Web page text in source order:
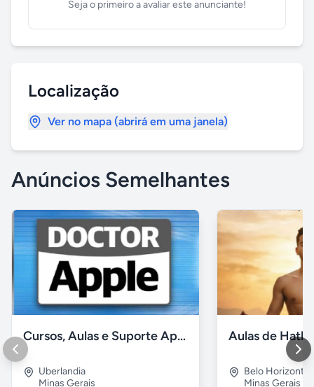
Seja o primeiro a avaliar este anunciante!
Localização
Ver no mapa (abrirá em uma janela)
Anúncios Semelhantes
Cursos, Aulas e Suporte Apple - Básico e Avançado
Uberlandia
Minas Gerais
Belo Horizonte
Minas Gerais